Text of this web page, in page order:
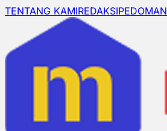
TENTANG KAMIREDAKSIPEDOMAN